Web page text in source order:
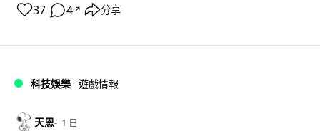
37 4 ↗ 分享
科技娛樂 遊戲情報
天恩 1 日